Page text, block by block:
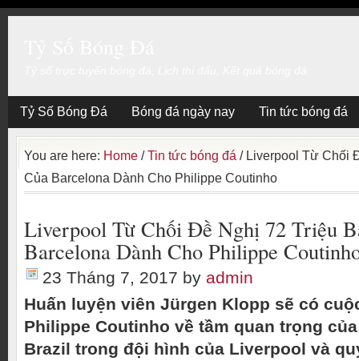
Tỷ Số Bóng Đá Bóng đá ngày nay Tin tức bóng đá
You are here: Home / Tin tức bóng đá /Liverpool Từ Chối
Của Barcelona Dành Cho Philippe Coutinho
Liverpool Từ Chối Đề Nghị 72 Triệu
Barcelona Dành Cho Philippe
23 Tháng 7, 2017 by admin
Huấn luyện viên Jürgen Klopp sẽ có
Philippe Coutinho về tầm quan trọng
Brazil trong đội hình của Liverpool và